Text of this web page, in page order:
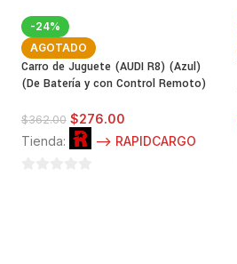
-24%
AGOTADO
Carro de Juguete (AUDI R8) (Azul)
(De Batería y con Control Remoto)
$362.00 $276.00
Tienda:
--> RAPIDCARGO